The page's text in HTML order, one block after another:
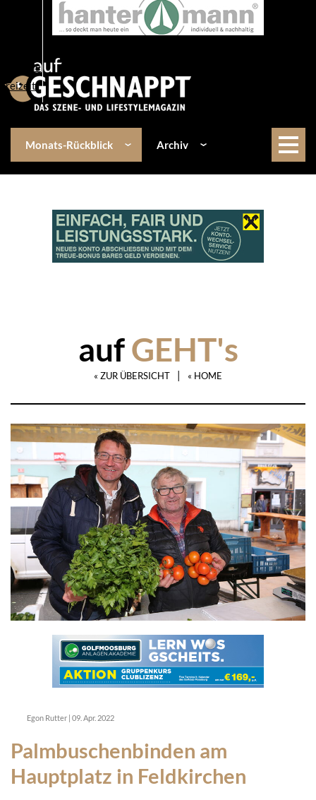
Lifestyle
Freizeit
Monats-Rückblick Archiv
aufGEHT's
« ZUR ÜBERSICHT | « HOME
Egon Rutter | 09. Apr. 2022
Palmbuschenbinden am
Hauptplatz in Feldkirchen